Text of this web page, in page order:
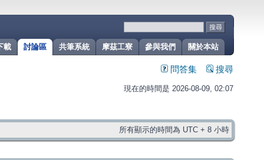
關於本站
參與我們
摩茲工寮
共筆系統
討論區
載
問答集 搜尋
現在的時間是 2026-08-09, 02:07
所有顯示的時間為 UTC + 8 小時